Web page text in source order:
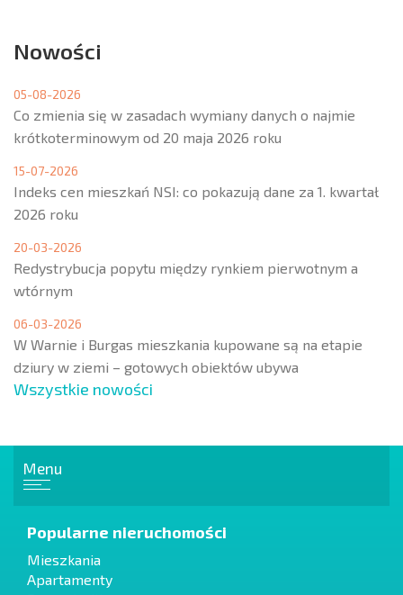
Nowości
05-08-2026
Co zmienia się w zasadach wymiany danych o najmie
krótkoterminowym od 20 maja 2026 roku
15-07-2026
Indeks cen mieszkań NSI: co pokazują dane za 1. kwartał
2026 roku
20-03-2026
Redystrybucja popytu między rynkiem pierwotnym a
wtórnym
06-03-2026
W Warnie i Burgas mieszkania kupowane są na etapie
dziury w ziemi – gotowych obiektów ubywa
Wszystkie nowości
Menu
Popularne nieruchomości
Mieszkania
Apartamenty